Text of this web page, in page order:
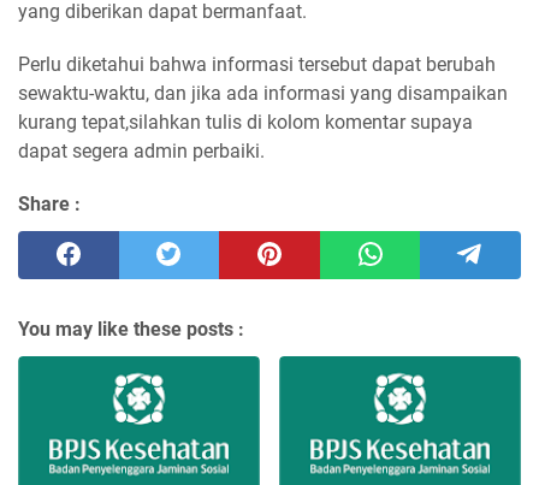
yang diberikan dapat bermanfaat.
Perlu diketahui bahwa informasi tersebut dapat berubah
sewaktu-waktu, dan jika ada informasi yang disampaikan
kurang tepat,silahkan tulis di kolom komentar supaya
dapat segera admin perbaiki.
Share :
You may like these posts :